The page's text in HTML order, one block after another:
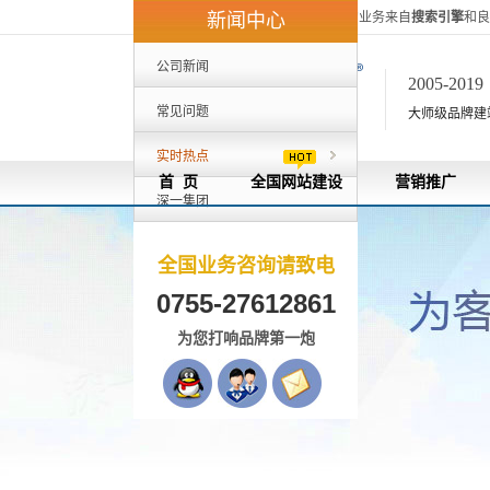
深一集团40%的客户来自外地，80%的业务来自搜索引擎和
2005-
大师级品牌建
首 页 全国网站建设 营销推广
新闻中心
公司新闻
常见问题
实时热点
深一集团
全国业务咨询请致电
0755-27612861
为您打响品牌第一炮